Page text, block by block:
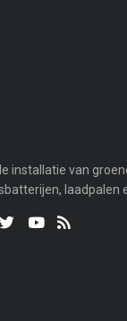
installatie van
laadpalen